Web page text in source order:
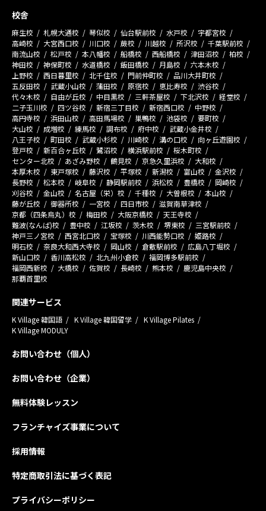
校舎
麻生校 札幌大通校 琴似校 仙台駅前校 水戸校
宇都宮校
高崎校
大宮西口校 川口校 蕨校 川越校 所沢校
千葉駅前校
南流山校
松戸校 本八幡校 船橋校 西船橋校 津田沼校
柏校
神田校
神保町校 水道橋校 飯田橋校 月島校
六本木校
上野校
西日暮里校 北千住校 門前仲町校
品川大井町校
五反田校
武蔵小山校 蒲田校 原宿校 恵比寿校
渋谷校
代々木校
自由が丘校 中目黒校 三軒茶屋校 下北沢校
経堂校
二子玉川校
四ツ谷校 新宿三丁目校 新宿西口校
中野校
高円寺校
浜田山校 高田馬場校 巣鴨校 池袋校
要町校
大山校
成増校 練馬校 調布校 府中校
武蔵小金井校
八王子校
町田校 武蔵小杉校 川崎校 溝の口校
向ヶ丘遊園校
登戸校
新百合ヶ丘校 鷺沼校 横浜駅前校
桜木町校
センター北校
あざみ野校 鶴見校 京急久里浜校
大和校
本厚木校
東戸塚校 藤沢校 平塚校 新潟校 富山校
金沢校
長野校
松本校 岐阜校 静岡駅前校 浜松校 豊橋校
岡崎校
刈谷校
金山校 名古屋（栄）校 千種校 大曽根校
本山校
藤が丘校
御器所校 一宮校 四日市校
滋賀南草津校
京都（四条烏丸）校
梅田校 大阪京橋校
天王寺校
難波(なんば)校
豊中校 江坂校 茨木校 堺東校
三宮駅前校
神戸三ノ宮校
西宮北口校 宝塚校 川西能勢口校
姫路校
明石校
奈良大和西大寺校 岡山校 倉敷駅前校
広島八丁堀校
新山口校
香川高松校 北九州小倉校
福岡博多駅前校
福岡西新校
大橋校 佐賀校 長崎校 熊本校
鹿児島中央校
那覇首里校
関連サービス
K Village 韓国語 K Village 韓国留学
K Village Pilates
K Village MODULY
お問い合わせ（個人）
お問い合わせ（企業）
無料体験レッスン
フランチャイズ事業について
採用情報
特定商取引法に基づく表記
プライバシーポリシー